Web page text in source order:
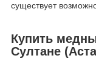
существует
Купить
Султане